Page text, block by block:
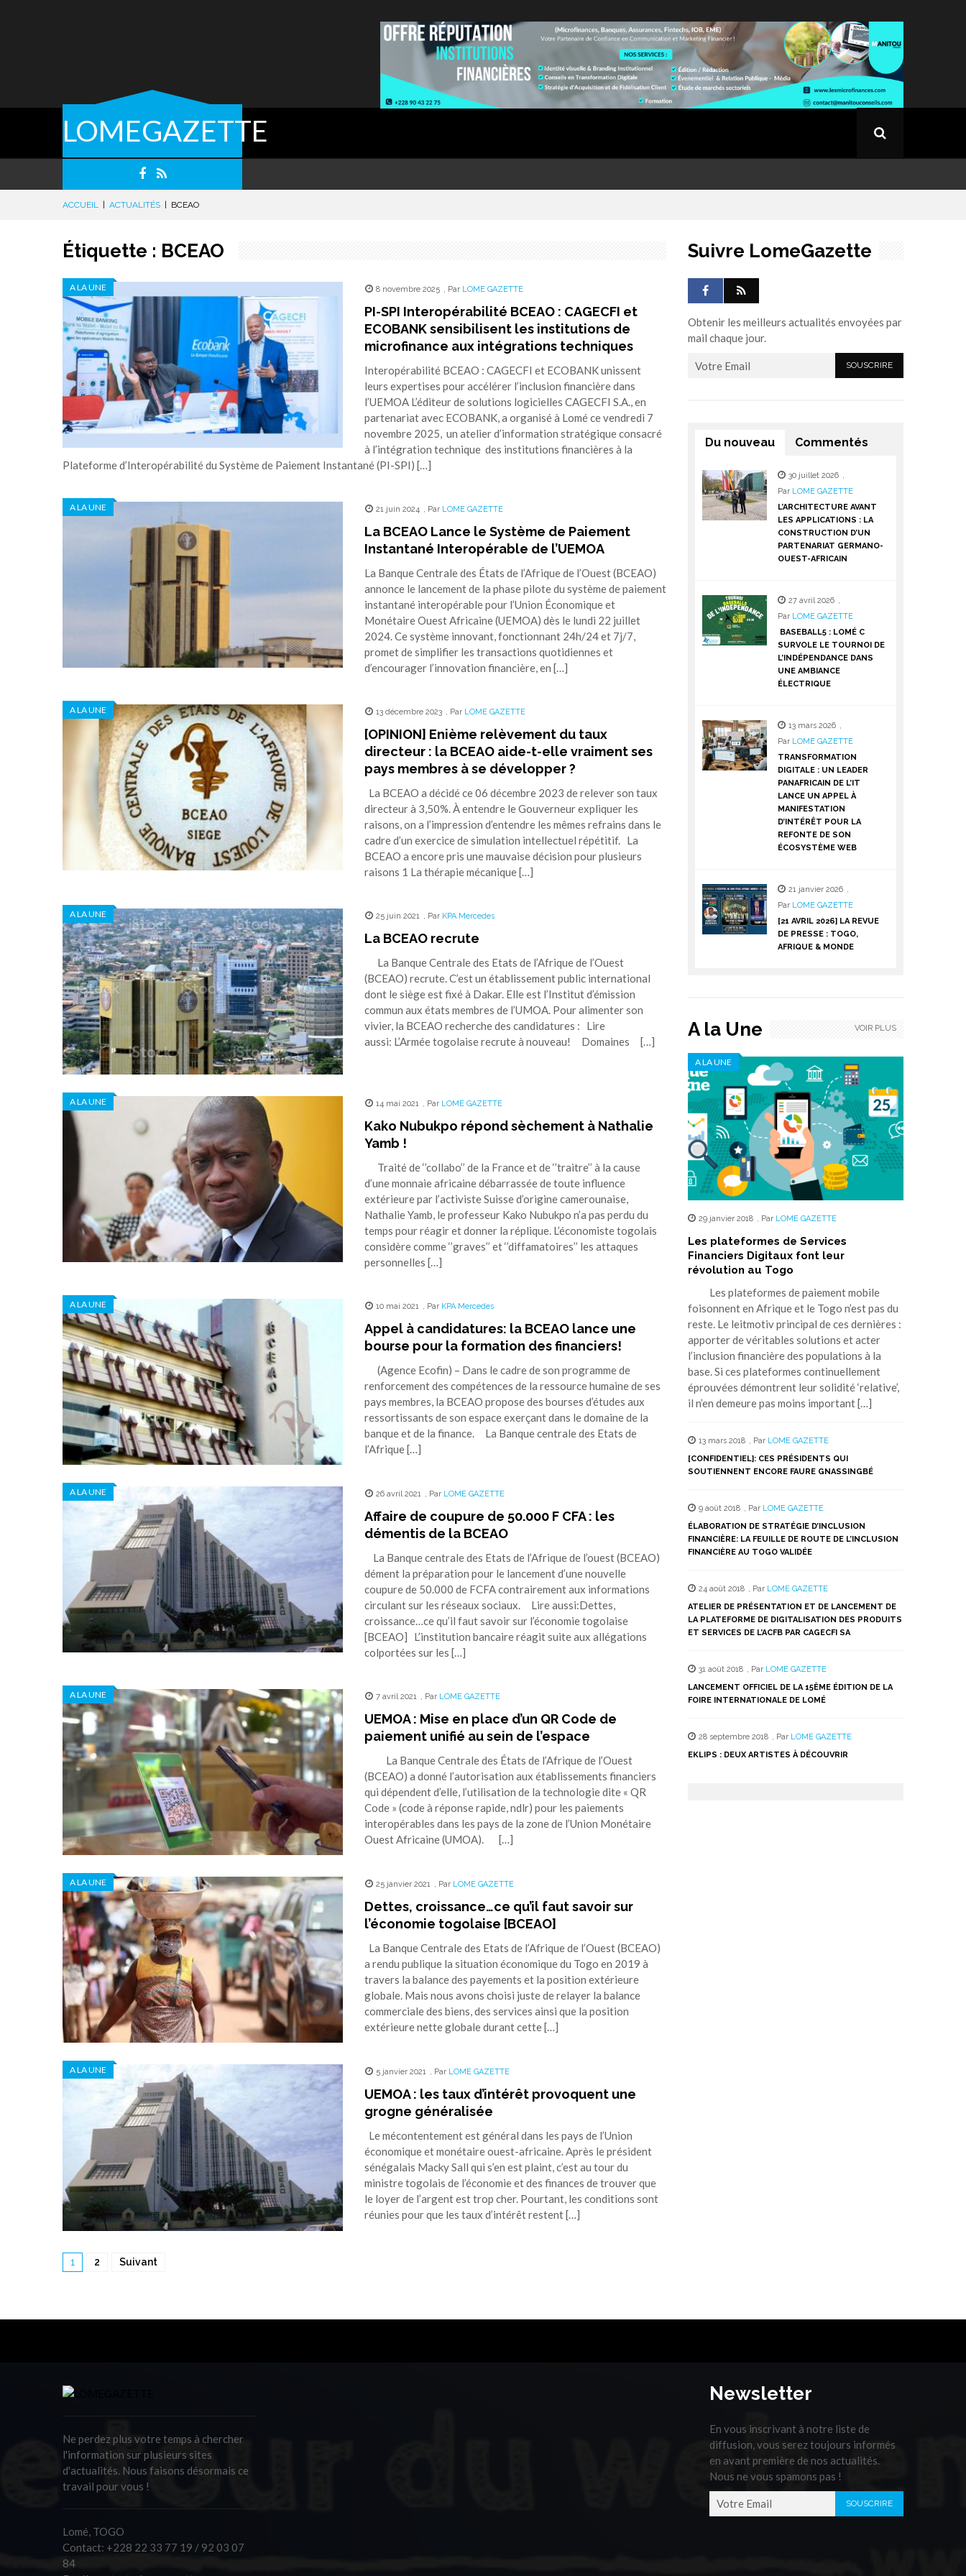
LOMEGAZETTE
ACCUEIL ACTUALITÉS BCEAO
Étiquette : BCEAO
A LA UNE 8 novembre 2025 , Par LOME GAZETTE
PI-SPI Interopérabilité BCEAO : CAGECFI et
ECOBANK sensibilisent les institutions de
microfinance aux intégrations techniques
Interopérabilité BCEAO : CAGECFI et ECOBANK unissent
leurs expertises pour accélérer l’inclusion financière dans
l’UEMOA L’éditeur de solutions logicielles CAGECFI S.A., en
partenariat avec ECOBANK, a organisé à Lomé ce vendredi 7
novembre 2025, un atelier d’information stratégique consacré
à l’intégration technique des institutions financières à la
Plateforme d’Interopérabilité du Système de Paiement Instantané (PI-SPI) […]
A LA UNE 21 juin 2024 , Par LOME GAZETTE
La BCEAO Lance le Système de Paiement
Instantané Interopérable de l’UEMOA
La Banque Centrale des États de l’Afrique de l’Ouest (BCEAO)
annonce le lancement de la phase pilote du système de paiement
instantané interopérable pour l’Union Économique et
Monétaire Ouest Africaine (UEMOA) dès le lundi 22 juillet
2024. Ce système innovant, fonctionnant 24h/24 et 7j/7,
promet de simplifier les transactions quotidiennes et
d’encourager l’innovation financière, en […]
A LA UNE 13 décembre 2023 , Par LOME GAZETTE
[OPINION] Enième relèvement du taux
directeur : la BCEAO aide-t-elle vraiment ses
pays membres à se développer ?
La BCEAO a décidé ce 06 décembre 2023 de relever son taux
directeur à 3,50%. À entendre le Gouverneur expliquer les
raisons, on a l’impression d’entendre les mêmes refrains dans le
cadre d’un exercice de simulation intellectuel répétitif. La
BCEAO a encore pris une mauvaise décision pour plusieurs
raisons 1 La thérapie mécanique […]
A LA UNE 25 juin 2021 , Par KPA Mercedes
La BCEAO recrute
La Banque Centrale des Etats de l’Afrique de l’Ouest
(BCEAO) recrute. C’est un établissement public international
dont le siège est fixé à Dakar. Elle est l’Institut d’émission
commun aux états membres de l’UMOA. Pour alimenter son
vivier, la BCEAO recherche des candidatures : Lire
aussi: L’Armée togolaise recrute à nouveau! Domaines […]
A LA UNE 14 mai 2021 , Par LOME GAZETTE
Kako Nubukpo répond sèchement à Nathalie
Yamb !
Traité de ‘’collabo’’ de la France et de ‘’traitre’’ à la cause
d’une monnaie africaine débarrassée de toute influence
extérieure par l’activiste Suisse d’origine camerounaise,
Nathalie Yamb, le professeur Kako Nubukpo n’a pas perdu du
temps pour réagir et donner la réplique. L’économiste togolais
considère comme ‘’graves’’ et ‘’diffamatoires’’ les attaques
personnelles […]
A LA UNE 10 mai 2021 , Par KPA Mercedes
Appel à candidatures: la BCEAO lance une
bourse pour la formation des financiers!
(Agence Ecofin) – Dans le cadre de son programme de
renforcement des compétences de la ressource humaine de ses
pays membres, la BCEAO propose des bourses d’études aux
ressortissants de son espace exerçant dans le domaine de la
banque et de la finance. La Banque centrale des Etats de
l’Afrique […]
A LA UNE 26 avril 2021 , Par LOME GAZETTE
Affaire de coupure de 50.000 F CFA : les
démentis de la BCEAO
La Banque centrale des Etats de l’Afrique de l’ouest (BCEAO)
dément la préparation pour le lancement d’une nouvelle
coupure de 50.000 de FCFA contrairement aux informations
circulant sur les réseaux sociaux. Lire aussi:Dettes,
croissance…ce qu’il faut savoir sur l’économie togolaise
[BCEAO] L’institution bancaire réagit suite aux allégations
colportées sur les […]
A LA UNE 7 avril 2021 , Par LOME GAZETTE
UEMOA : Mise en place d’un QR Code de
paiement unifié au sein de l’espace
La Banque Centrale des États de l’Afrique de l’Ouest
(BCEAO) a donné l’autorisation aux établissements financiers
qui dépendent d’elle, l’utilisation de la technologie dite « QR
Code » (code à réponse rapide, ndlr) pour les paiements
interopérables dans les pays de la zone de l’Union Monétaire
Ouest Africaine (UMOA). […]
A LA UNE 25 janvier 2021 , Par LOME GAZETTE
Dettes, croissance…ce qu’il faut savoir sur
l’économie togolaise [BCEAO]
La Banque Centrale des Etats de l’Afrique de l’Ouest (BCEAO)
a rendu publique la situation économique du Togo en 2019 à
travers la balance des payements et la position extérieure
globale. Mais nous avons choisi juste de relayer la balance
commerciale des biens, des services ainsi que la position
extérieure nette globale durant cette […]
A LA UNE 5 janvier 2021 , Par LOME GAZETTE
UEMOA : les taux d’intérêt provoquent une
grogne généralisée
Le mécontentement est général dans les pays de l’Union
économique et monétaire ouest-africaine. Après le président
sénégalais Macky Sall qui s’en est plaint, c’est au tour du
ministre togolais de l’économie et des finances de trouver que
le loyer de l’argent est trop cher. Pourtant, les conditions sont
réunies pour que les taux d’intérêt restent […]
1 2 Suivant
Suivre LomeGazette
Obtenir les meilleurs actualités envoyées par
mail chaque jour.
Du nouveau Commentés
30 juillet 2026 ,
Par LOME GAZETTE
L’ARCHITECTURE AVANT
LES APPLICATIONS : LA
CONSTRUCTION D’UN
PARTENARIAT GERMANO-
OUEST-AFRICAIN
27 avril 2026 ,
Par LOME GAZETTE
BASEBALL5 : LOMÉ C
SURVOLE LE TOURNOI DE
L’INDÉPENDANCE DANS
UNE AMBIANCE
ÉLECTRIQUE
13 mars 2026 ,
Par LOME GAZETTE
TRANSFORMATION
DIGITALE : UN LEADER
PANAFRICAIN DE L’IT
LANCE UN APPEL À
MANIFESTATION
D’INTÉRÊT POUR LA
REFONTE DE SON
ÉCOSYSTÈME WEB
21 janvier 2026 ,
Par LOME GAZETTE
[21 AVRIL 2026] LA REVUE
DE PRESSE : TOGO,
AFRIQUE & MONDE
A la Une
A LA UNE
29 janvier 2018 , Par LOME GAZETTE
Les plateformes de Services
Financiers Digitaux font leur
révolution au Togo
Les plateformes de paiement mobile
foisonnent en Afrique et le Togo n’est pas du
reste. Le leitmotiv principal de ces dernières :
apporter de véritables solutions et acter
l’inclusion financière des populations à la
base. Si ces plateformes continuellement
éprouvées démontrent leur solidité ‘relative’,
il n’en demeure pas moins important […]
13 mars 2018 , Par LOME GAZETTE
[CONFIDENTIEL]: CES PRÉSIDENTS QUI
SOUTIENNENT ENCORE FAURE GNASSINGBÉ
9 août 2018 , Par LOME GAZETTE
ÉLABORATION DE STRATÉGIE D’INCLUSION
FINANCIÈRE: LA FEUILLE DE ROUTE DE L’INCLUSION
FINANCIÈRE AU TOGO VALIDÉE
24 août 2018 , Par LOME GAZETTE
ATELIER DE PRÉSENTATION ET DE LANCEMENT DE
LA PLATEFORME DE DIGITALISATION DES PRODUITS
ET SERVICES DE L’ACFB PAR CAGECFI SA
31 août 2018 , Par LOME GAZETTE
LANCEMENT OFFICIEL DE LA 15ÈME ÉDITION DE LA
FOIRE INTERNATIONALE DE LOMÉ
28 septembre 2018 , Par LOME GAZETTE
EKLIPS : DEUX ARTISTES À DÉCOUVRIR
VOIR PLUS
Ne perdez plus votre temps à chercher
l'information sur plusieurs sites
d'actualités. Nous faisons désormais ce
travail pour vous !
Lomé, TOGO
Contact: +228 22 33 77 19 / 92 03 07
84
Newsletter
En vous inscrivant à notre liste de
diffusion, vous serez toujours informés
en avant première de nos actualités.
Nous ne vous spamons pas !